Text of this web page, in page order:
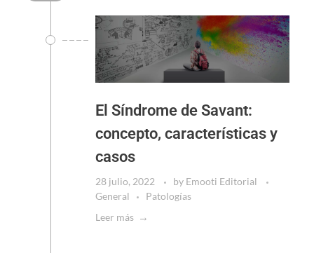
El Síndrome de Savant:
concepto, características y
casos
28 julio, 2022 by Emooti Editorial
General
Patologías
Leer más